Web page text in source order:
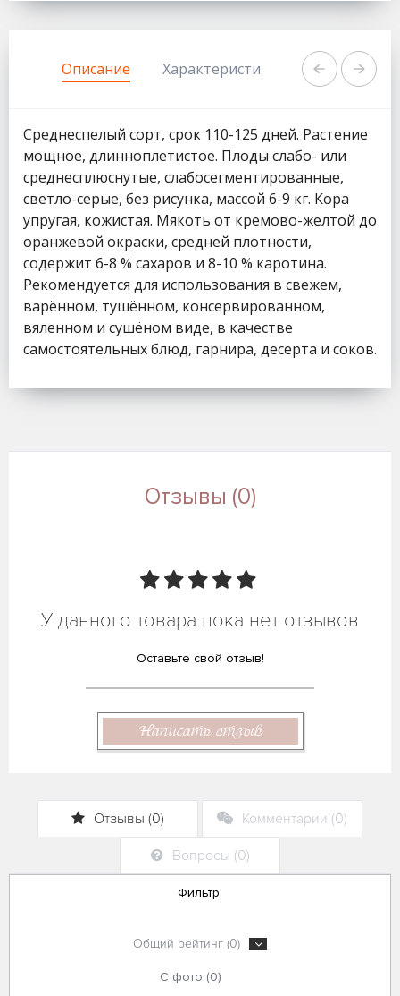
Описание Характеристики Задать
Среднеспелый сорт, срок 110-125 дней. Растение
мощное, длинноплетистое. Плоды слабо- или
среднесплюснутые, слабосегментированные,
светло-серые, без рисунка, массой 6-9 кг. Кора
упругая, кожистая. Мякоть от кремово-желтой до
оранжевой окраски, средней плотности,
содержит 6-8 % сахаров и 8-10 % каротина.
Рекомендуется для использования в свежем,
варённом, тушённом, консервированном,
вяленном и сушёном виде, в качестве
самостоятельных блюд, гарнира, десерта и соков.
Отзывы (0)
У данного товара пока нет отзывов
Оставьте свой отзыв!
Написать отзыв
Отзывы (0) Комментарии (0)
Вопросы (0)
Фильтр:
Общий рейтинг (0)
С фото (0)